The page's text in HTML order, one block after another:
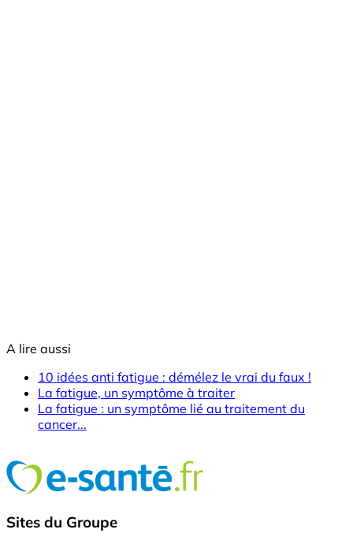
A lire aussi
10 idées anti fatigue : démélez le vrai du faux !
La fatigue, un symptôme à traiter
La fatigue : un symptôme lié au traitement du
cancer...
Sites du Groupe